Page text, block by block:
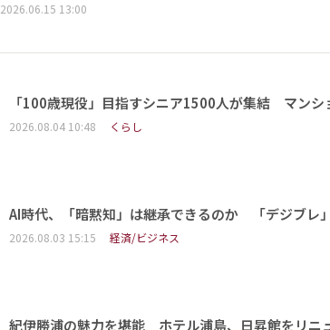
2026.06.15 13:00
「100歳現役」目指すシニア1500人が集結 マンシ
2026.08.04 10:48 くらし
AI時代、「暗黙知」は継承できるのか 「デジブレ
2026.08.03 15:15 経済/ビジネス
紀伊勝浦の魅力を堪能 ホテル浦島、日昇館をリニ